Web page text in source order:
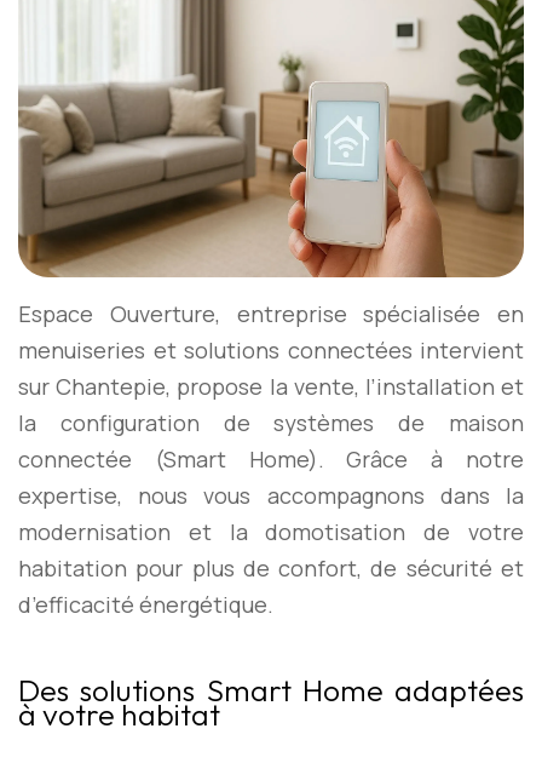
Espace Ouverture, entreprise spécialisée en
menuiseries et solutions connectées intervient
sur Chantepie, propose la vente, l’installation et
la configuration de systèmes de maison
connectée (Smart Home). Grâce à notre
expertise, nous vous accompagnons dans la
modernisation et la domotisation de votre
habitation pour plus de confort, de sécurité et
d’efficacité énergétique.
Des solutions Smart Home adaptées
à votre habitat